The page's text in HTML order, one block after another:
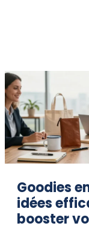
Goodies
idées
booster